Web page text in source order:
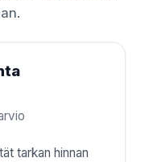
tarkan hinnan